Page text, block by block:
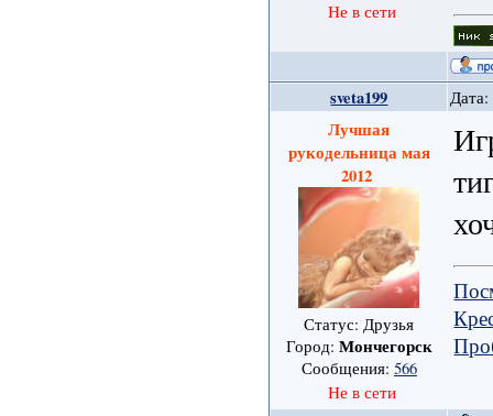
Не в сети
sveta199
Лучшая
рукодельница мая
2012
Статус: Друзья
Город: Мончегорск
Сообщения: 566
Не в сети